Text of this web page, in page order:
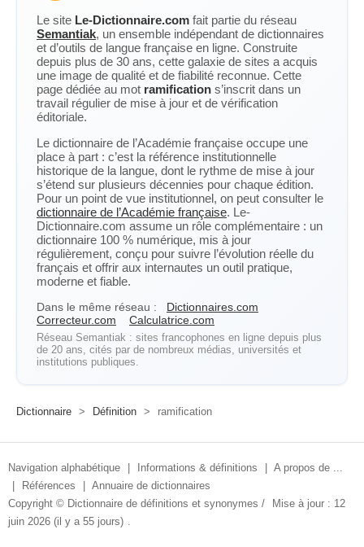
Le site Le-Dictionnaire.com fait partie du réseau
Semantiak, un ensemble indépendant de dictionnaires
et d’outils de langue française en ligne. Construite
depuis plus de 30 ans, cette galaxie de sites a acquis
une image de qualité et de fiabilité reconnue. Cette
page dédiée au mot ramification s’inscrit dans un
travail régulier de mise à jour et de vérification
éditoriale.
Le dictionnaire de l’Académie française occupe une
place à part : c’est la référence institutionnelle
historique de la langue, dont le rythme de mise à jour
s’étend sur plusieurs décennies pour chaque édition.
Pour un point de vue institutionnel, on peut consulter le
dictionnaire de l’Académie française. Le-
Dictionnaire.com assume un rôle complémentaire : un
dictionnaire 100 % numérique, mis à jour
régulièrement, conçu pour suivre l’évolution réelle du
français et offrir aux internautes un outil pratique,
moderne et fiable.
Dans le même réseau :
Dictionnaires.com
Correcteur.com
Calculatrice.com
Réseau Semantiak : sites francophones en ligne depuis plus
de 20 ans, cités par de nombreux médias, universités et
institutions publiques.
Dictionnaire > Définition > ramification
Navigation alphabétique Informations & définitions
A propos de ...
Références
Annuaire de dictionnaires
Copyright © Dictionnaire de définitions et synonymes /
Mise à jour : 12
juin 2026 (il y a 55 jours) .